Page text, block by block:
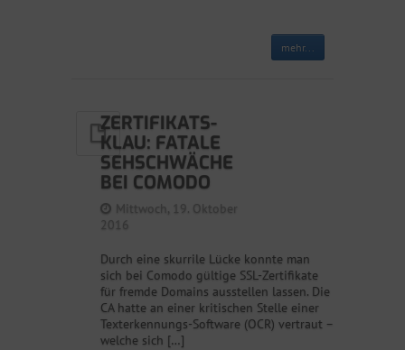
mehr...
ZERTIFIKATS-
KLAU: FATALE
SEHSCHWÄCHE
BEI COMODO
Mittwoch, 19. Oktober
2016
Durch eine skurrile Lücke konnte man
sich bei Comodo gültige SSL-Zertifikate
für fremde Domains ausstellen lassen. Die
CA hatte an einer kritischen Stelle einer
Texterkennungs-Software (OCR) vertraut –
welche sich […]